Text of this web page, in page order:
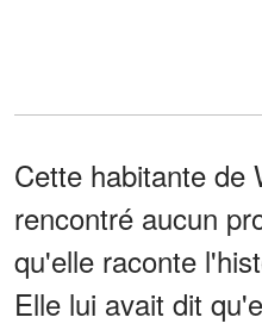
Cette habitante de
rencontré aucun
qu'elle raconte
Elle lui avait dit